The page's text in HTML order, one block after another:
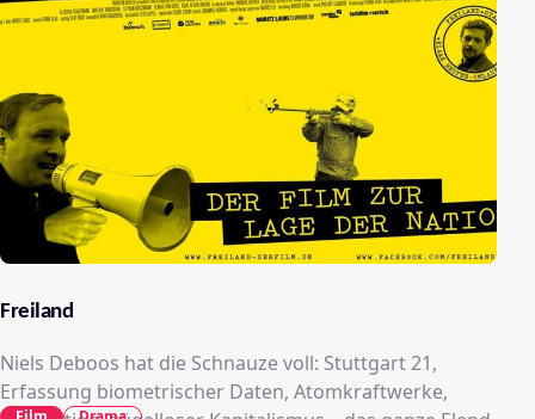
Freiland
Niels Deboos hat die Schnauze voll: Stuttgart 21,
Erfassung biometrischer Daten, Atomkraftwerke,